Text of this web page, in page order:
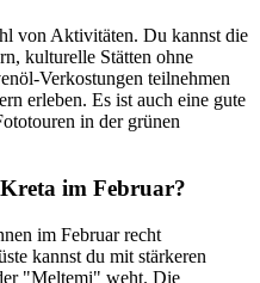
von Aktivitäten. Du kannst die
kulturelle Stätten ohne
Verkostungen teilnehmen
erleben. Es ist auch eine gute
in der grünen
im Februar?
im Februar recht
kannst du mit stärkeren
"Meltemi" weht. Die